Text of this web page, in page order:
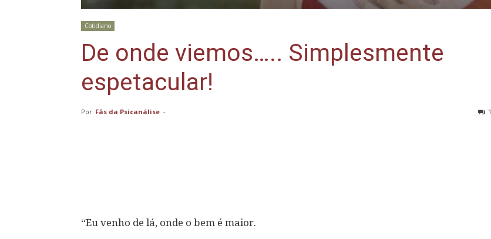
Cotidiano
De onde viemos….. Simplesmente
espetacular!
Por Fãs da Psicanálise - 1
“Eu venho de lá, onde o bem é maior.